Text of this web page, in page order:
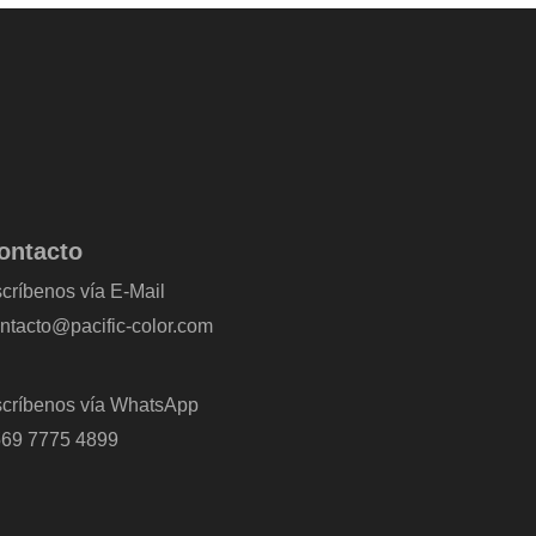
vía E-Mail
color.com
vía WhatsApp
7775 4899